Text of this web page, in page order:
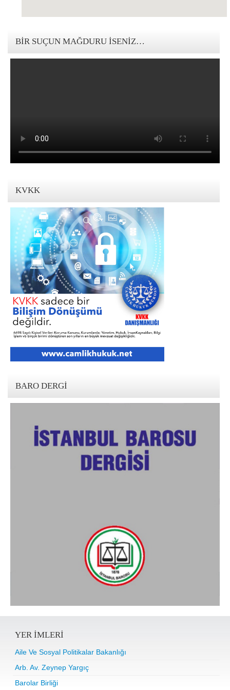
BIR SUÇUN MAĞDURU İSENIZ…
KVKK
BARO DERGI
YER IMLERI
Aile Ve Sosyal Politikalar Bakanlığı
Arb. Av. Zeynep Yargıç
Barolar Birliği